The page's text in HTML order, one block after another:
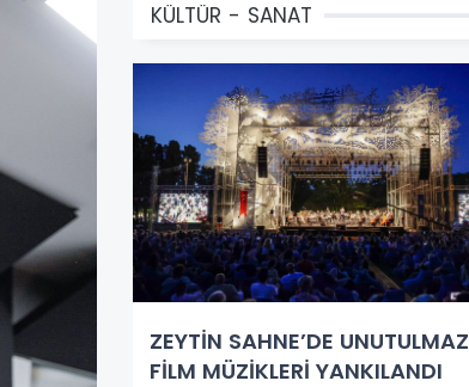
KÜLTÜR - SANAT
ZEYTİN SAHNE’DE UNUTULMAZ
FİLM MÜZİKLERİ YANKILANDI